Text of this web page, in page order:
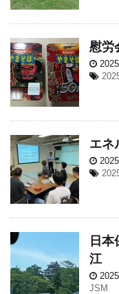
慰労
エネ
日
江
JSM